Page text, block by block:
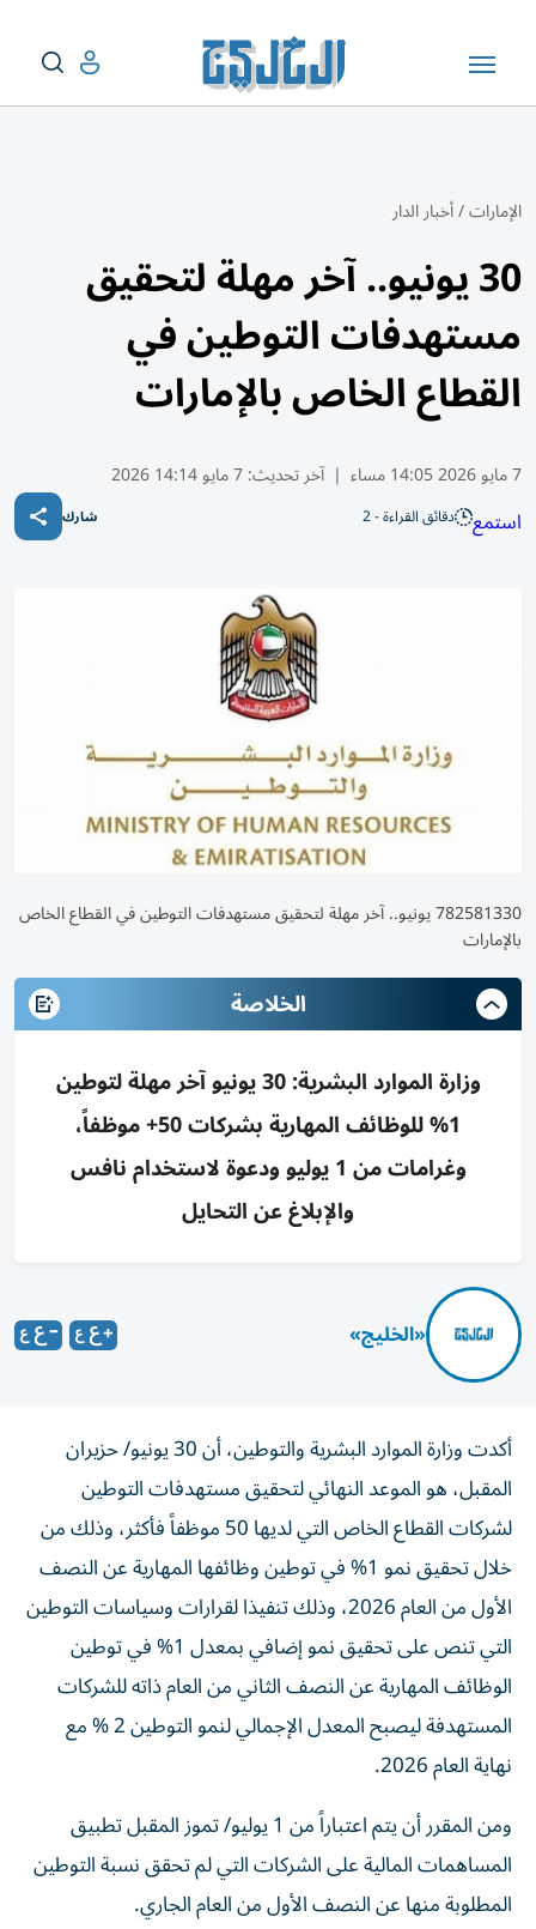
الإمارات/أخبار الدار
30 يونيو.. آخر مهلة لتحقيق
مستهدفات التوطين في
القطاع الخاص بالإمارات
7 مايو 2026 14:05 مساء | آخر تحديث:7 مايو 14:14 2026
استمع دقائق القراءة - 2 شارك
782581330 يونيو.. آخر مهلة لتحقيق مستهدفات التوطين في القطاع الخاص
بالإمارات
الخلاصة
وزارة الموارد البشرية: 30 يونيو آخر مهلة لتوطين
1% للوظائف المهارية بشركات 50+ موظفاً،
وغرامات من 1 يوليو ودعوة لاستخدام نافس
والإبلاغ عن التحايل
«الخليج»
أكدت وزارة الموارد البشرية والتوطين، أن 30 يونيو/ حزيران
المقبل، هو الموعد النهائي لتحقيق مستهدفات التوطين
لشركات القطاع الخاص التي لديها 50 موظفاً فأكثر، وذلك من
خلال تحقيق نمو 1% في توطين وظائفها المهارية عن النصف
الأول من العام 2026، وذلك تنفيذا لقرارات وسياسات التوطين
التي تنص على تحقيق نمو إضافي بمعدل 1% في توطين
الوظائف المهارية عن النصف الثاني من العام ذاته للشركات
المستهدفة ليصبح المعدل الإجمالي لنمو التوطين 2 % مع
نهاية العام 2026.
ومن المقرر أن يتم اعتباراً من 1 يوليو/ تموز المقبل تطبيق
المساهمات المالية على الشركات التي لم تحقق نسبة التوطين
المطلوبة منها عن النصف الأول من العام الجاري.